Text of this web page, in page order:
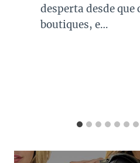
que usamos, sejam
ocasiões casuais ou